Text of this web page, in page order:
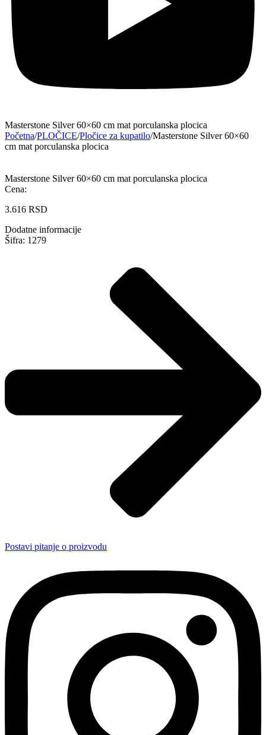
Masterstone Silver 60×60 cm mat porculanska plocica
Početna/PLOČICE/Pločice za kupatilo/Masterstone Silver 60×60
cm mat porculanska plocica
Masterstone Silver 60×60 cm mat porculanska plocica
Cena:
3.616 RSD
Dodatne informacije
Šifra: 1279
Postavi pitanje o proizvodu